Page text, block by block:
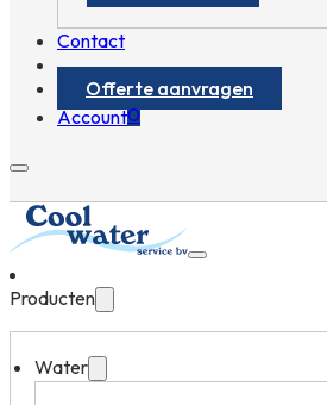
Contact
Offerte aanvragen
Account0
Producten
Water